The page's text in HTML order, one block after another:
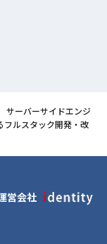
サーバーサイドエンジ
ルスタック開発・改
営会社